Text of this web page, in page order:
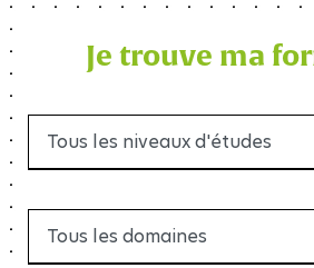
Je trouve ma